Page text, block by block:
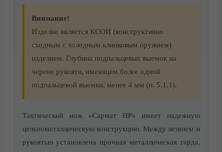
Видео
Внимание!
Изделие является КСОИ (конструктивно
сходным с холодным клинковым оружием)
изделием. Глубина подпальцевых выемок на
черене рукояти, имеющем более одной
подпальцевой выемки, менее 4 мм (п. 5.1.1).
Тактический нож «Сармат НР» имеет надежную
цельнометаллическую конструкцию. Между лезвием и
рукоятью установлена прочная металлическая гарда,